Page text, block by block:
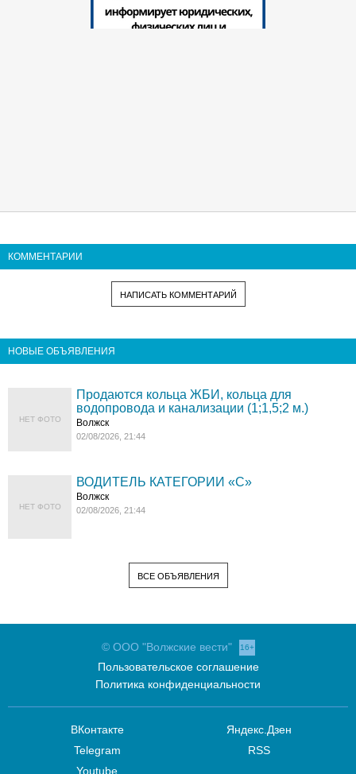
КОММЕНТАРИИ
НАПИСАТЬ КОММЕНТАРИЙ
НОВЫЕ ОБЪЯВЛЕНИЯ
НЕТ ФОТО
Продаются кольца ЖБИ, кольца для
водопровода и канализации (1;1,5;2 м.)
Волжск
02/08/2026, 21:44
НЕТ ФОТО
ВОДИТЕЛЬ КАТЕГОРИИ «C»
Волжск
02/08/2026, 21:44
ВСЕ ОБЪЯВЛЕНИЯ
© ООО "Волжские вести" 16+
Пользовательское соглашение
Политика конфиденциальности
ВКонтакте
Telegram
Youtube
Яндекс.Дзен
RSS